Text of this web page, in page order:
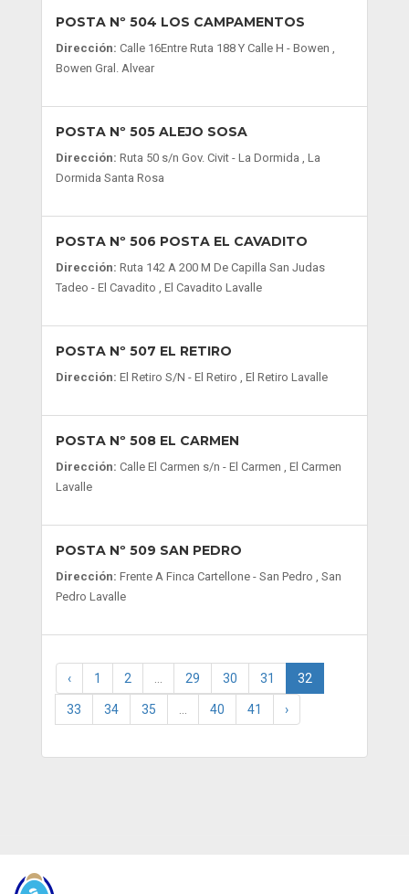
POSTA Nº 504 LOS CAMPAMENTOS
Dirección: Calle 16Entre Ruta 188 Y Calle H - Bowen ,
Bowen Gral. Alvear
POSTA Nº 505 ALEJO SOSA
Dirección: Ruta 50 s/n Gov. Civit - La Dormida , La
Dormida Santa Rosa
POSTA Nº 506 POSTA EL CAVADITO
Dirección: Ruta 142 A 200 M De Capilla San Judas
Tadeo - El Cavadito , El Cavadito Lavalle
POSTA Nº 507 EL RETIRO
Dirección: El Retiro S/N - El Retiro , El Retiro Lavalle
POSTA Nº 508 EL CARMEN
Dirección: Calle El Carmen s/n - El Carmen , El Carmen
Lavalle
POSTA Nº 509 SAN PEDRO
Dirección: Frente A Finca Cartellone - San Pedro , San
Pedro Lavalle
‹ 1 2 29 30 31 32
33 34 35 40 41 ›